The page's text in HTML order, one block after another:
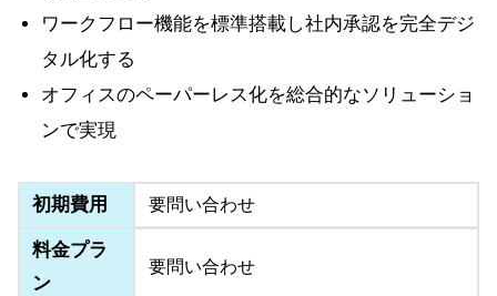
ワークフロー機能を標準搭載し社内承認を完全デジ
タル化する
オフィスのペーパーレス化を総合的なソリューショ
ンで実現
初期費用 要問い合わせ
料金プラ
ン
要問い合わせ